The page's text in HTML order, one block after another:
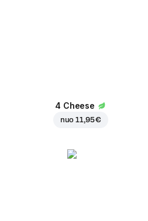
4 Cheese
nuo11,95 €